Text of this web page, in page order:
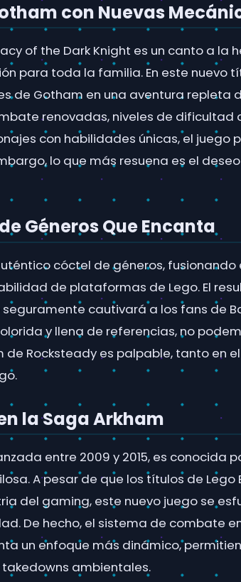
con Nuevas
of the Dark Knight es un canto a la
para toda la familia. En este nuevo
de Gotham en una aventura repleta
renovadas, niveles de dificultad
con habilidades únicas, el juego
lo que más resuena es el
Géneros Que Encanta
cóctel de géneros, fusionando
de plataformas de Lego. El
cautivará a los fans de
y llena de referencias, no
de Rocksteady es palpable, tanto en
la Saga Arkham
entre 2009 y 2015, es conocida
A pesar de que los títulos de
del gaming, este nuevo juego se
De hecho, el sistema de combate
un enfoque más dinámico,
ambientales.